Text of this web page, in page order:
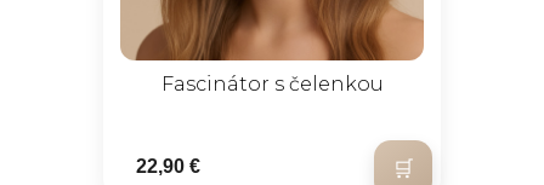
Fascinátor s čelenkou
22,90 €